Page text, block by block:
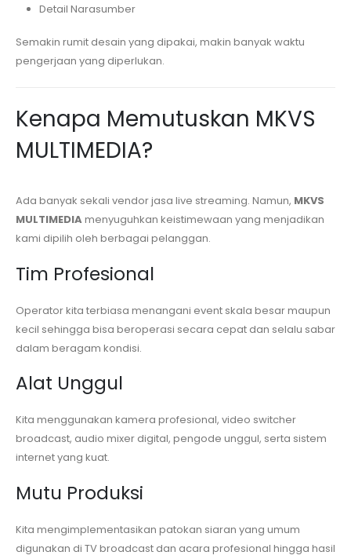
Detail Narasumber
Semakin rumit desain yang dipakai, makin banyak waktu
pengerjaan yang diperlukan.
Kenapa Memutuskan MKVS
MULTIMEDIA?
Ada banyak sekali vendor jasa live streaming. Namun, MKVS
MULTIMEDIAmenyuguhkan keistimewaan yang menjadikan
kami dipilih oleh berbagai pelanggan.
Tim Profesional
Operator kita terbiasa menangani event skala besar maupun
kecil sehingga bisa beroperasi secara cepat dan selalu sabar
dalam beragam kondisi.
Alat Unggul
Kita menggunakan kamera profesional, video switcher
broadcast, audio mixer digital, pengode unggul, serta sistem
internet yang kuat.
Mutu Produksi
Kita mengimplementasikan patokan siaran yang umum
digunakan di TV broadcast dan acara profesional hingga hasil